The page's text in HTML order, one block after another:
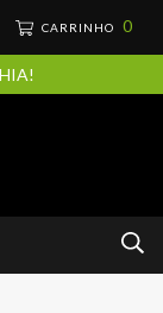
CARRINHO 0